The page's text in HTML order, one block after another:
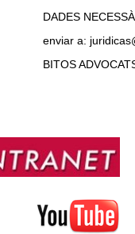
DADES
enviar a:
BITOS